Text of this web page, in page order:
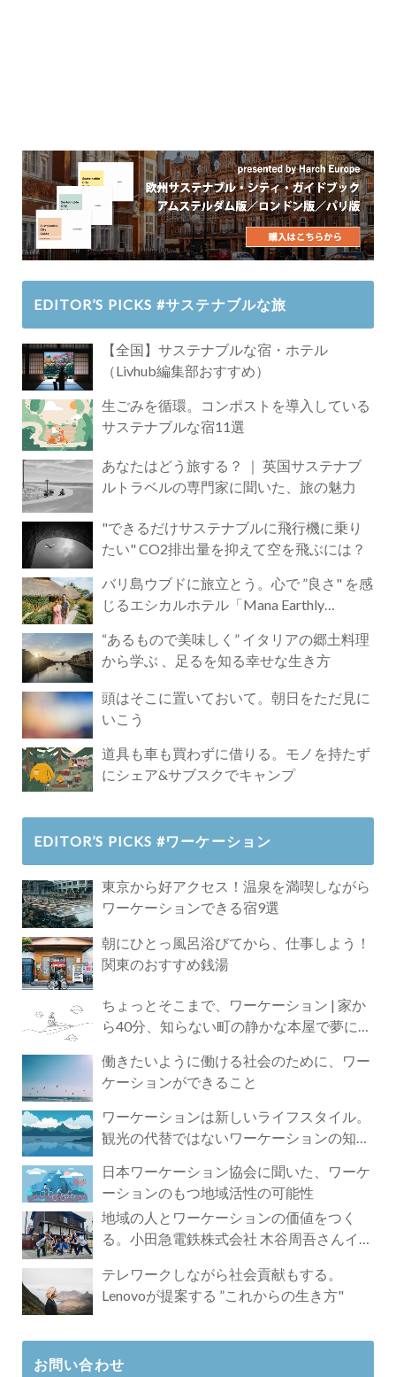
EDITOR’S PICKS #サステナブルな旅
【全国】サステナブルな宿・ホテル
（Livhub編集部おすすめ）
生ごみを循環。コンポストを導入している
サステナブルな宿11選
あなたはどう旅する？ ｜ 英国サステナブ
ルトラベルの専門家に聞いた、旅の魅力
"できるだけサステナブルに飛行機に乗り
たい" CO2排出量を抑えて空を飛ぶには？
バリ島ウブドに旅立とう。心で ”良さ" を感
じるエシカルホテル「Mana Earthly
“あるもので美味しく” イタリアの郷土料理
から学ぶ 、足るを知る幸せな生き方
頭はそこに置いておいて。朝日をただ見に
いこう
道具も車も買わずに借りる。モノを持たず
にシェア&サブスクでキャンプ
EDITOR’S PICKS #ワーケーション
東京から好アクセス！温泉を満喫しながら
ワーケーションできる宿9選
朝にひとっ風呂浴びてから、仕事しよう！
関東のおすすめ銭湯
ちょっとそこまで、ワーケーション | 家か
ら40分、知らない町の静かな本屋で夢に近
働きたいように働ける社会のために、ワー
ケーションができること
ワーケーションは新しいライフスタイル。
観光の代替ではないワーケーションの知ら
日本ワーケーション協会に聞いた、ワーケ
ーションのもつ地域活性の可能性
地域の人とワーケーションの価値をつく
る。小田急電鉄株式会社 木谷周吾さんイン
テレワークしながら社会貢献もする。
Lenovoが提案する ”これからの生き方"
お問い合わせ